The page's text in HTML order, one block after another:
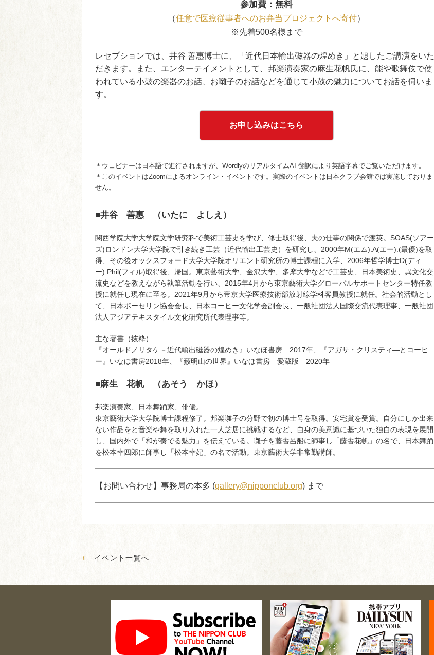
参加費：無料
（任意で医療従事者へのお弁当プロジェクトへ寄付）
※先着500名様まで
レセプションでは、井谷 善惠博士に、「近代日本輸出磁器の煌めき」と題したご講演をいた
だきます。また、エンターテイメントとして、邦楽演奏家の麻生花帆氏に、能や歌舞伎で使
われている小鼓の楽器のお話、お囃子のお話などを通じて小鼓の魅力についてお話を伺いま
す。
お申し込みはこちら
＊ウェビナーは日本語で進行されますが、WordlyのリアルタイムAI 翻訳により英語字幕でご覧いただけます。
＊このイベントはZoomによるオンライン・イベントです。実際のイベントは日本クラブ会館では実施しておりま
せん。
■井谷 善惠 （いたに よしえ）
関西学院大学大学院文学研究科で美術工芸史を学び、修士取得後、夫の仕事の関係で渡英。SOAS(ソアー
ズ)ロンドン大学大学院で引き続き工芸（近代輸出工芸史）を研究し、2000年M(エム).A(エー).(最優)を取
得、その後オックスフォード大学大学院オリエント研究所の博士課程に入学、2006年哲学博士D(ディ
ー).Phil(フィル)取得後、帰国。東京藝術大学、金沢大学、多摩大学などで工芸史、日本美術史、異文化交
流史などを教えながら執筆活動を行い、2015年4月から東京藝術大学グローバルサポートセンター特任教
授に就任し現在に至る。2021年9月から帝京大学医療技術部放射線学科客員教授に就任。社会的活動とし
て、日本ポーセリン協会会長、日本コーヒー文化学会副会長、一般社団法人国際交流代表理事、一般社団
法人アジアテキスタイル文化研究所代表理事等。
主な著書（抜粋）
『オールドノリタケ－近代輸出磁器の煌めき』いなほ書房 2017年、『アガサ・クリスティ―とコーヒ
ー』いなほ書房2018年、『藪明山の世界』いなほ書房 愛蔵版 2020年
■麻生 花帆 （あそう かほ）
邦楽演奏家、日本舞踊家、俳優。
東京藝術大学大学院博士課程修了。邦楽囃子の分野で初の博士号を取得。安宅賞を受賞。自分にしか出来
ない作品をと音楽や舞を取り入れた一人芝居に挑戦するなど、自身の美意識に基づいた独自の表現を展開
し、国内外で「和が奏でる魅力」を伝えている。囃子を藤舎呂船に師事し「藤舎花帆」の名で、日本舞踊
を松本幸四郎に師事し「松本幸妃」の名で活動。東京藝術大学非常勤講師。
【お問い合わせ】事務局の本多 (gallery@nipponclub.org) まで
‹ イベント一覧へ